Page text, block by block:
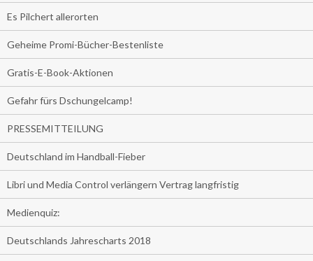
Es Pilchert allerorten
Geheime Promi-Bücher-Bestenliste
Gratis-E-Book-Aktionen
Gefahr fürs Dschungelcamp!
PRESSEMITTEILUNG
Deutschland im Handball-Fieber
Libri und Media Control verlängern Vertrag langfristig
Medienquiz:
Deutschlands Jahrescharts 2018